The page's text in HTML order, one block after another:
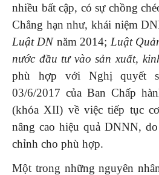
nhiều bất cập, có sự chồng
Chẳng hạn như, khái niệm
Luật DNnăm 2014; Luật
nước đầu tư vào sản xuất,
phù hợp với Nghị quyết
03/6/2017 của Ban Chấp
(khóa XII) về việc tiếp tục
nâng cao hiệu quả DNNN,
chỉnh cho phù hợp.
Một trong những nguyên